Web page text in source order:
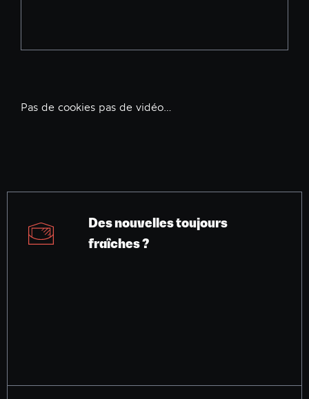
Pas de cookies pas de vidéo…
Des nouvelles toujours
fraîches ?